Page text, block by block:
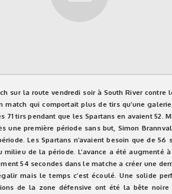
sur la route vendredi soir à South River contre
match qui comportait plus de tirs qu’une
71 tirs pendant que les Spartans en avaient 52.
une première période sans but, Simon
Les Spartans n’avaient besoin que de 56
milieu de la période. L’avance a été augmenté
54 secondes dans le matche a créer une
mais le temps c’est écoulé. Une solide
de la zone défensive ont été la bête